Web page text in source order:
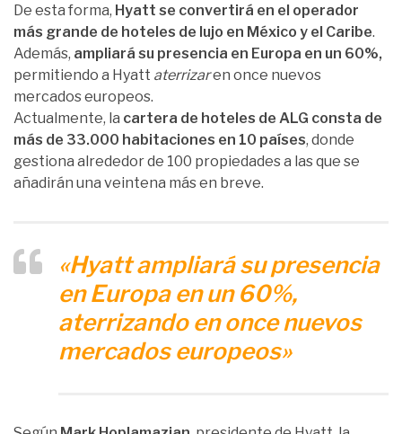
De esta forma, Hyatt se convertirá en el operador
más grande de hoteles de lujo en México y el Caribe.
Además, ampliará su presencia en Europa en un 60%,
permitiendo a Hyatt aterrizaren once nuevos
mercados europeos.
Actualmente, la cartera de hoteles de ALG consta de
más de 33.000 habitaciones en 10 países, donde
gestiona alrededor de 100 propiedades a las que se
añadirán una veintena más en breve.
«Hyatt ampliará su presencia
en Europa en un 60%,
aterrizandoen once nuevos
mercados europeos»